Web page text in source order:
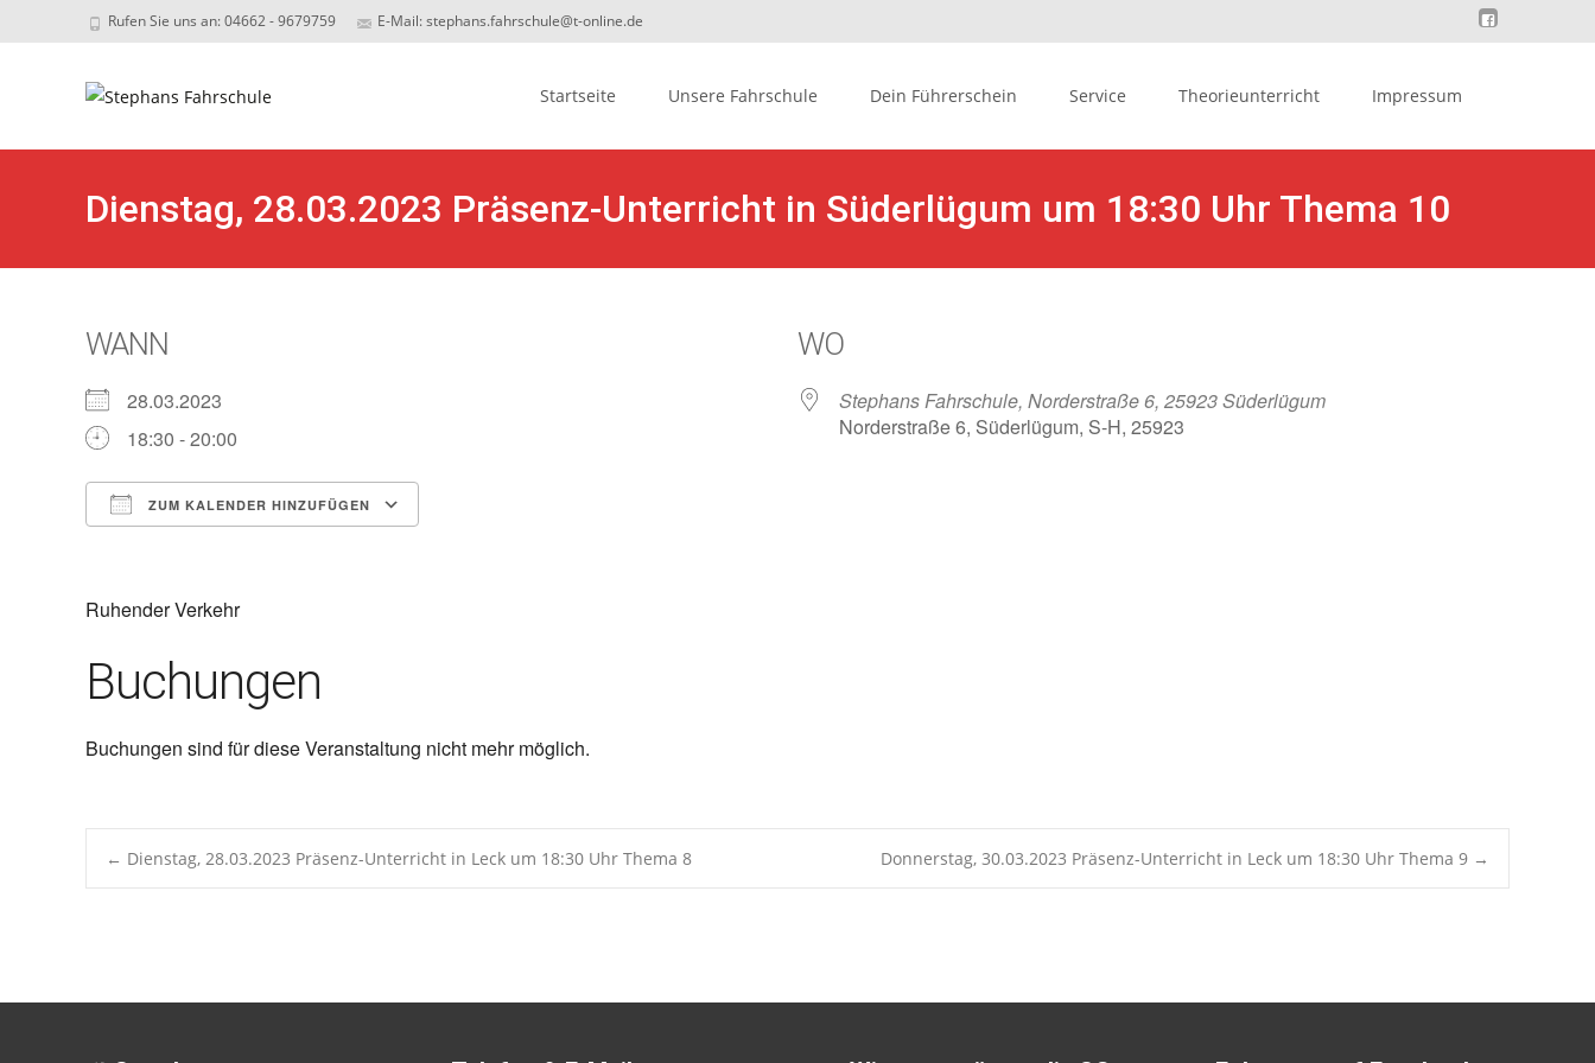
Rufen Sie uns an: 04662 - 9679759 E-Mail: stephans.fahrschule@t-online.de
Startseite Unsere Fahrschule Dein Führerschein Service Theorieunterricht Impressum
Dienstag, 28.03.2023 Präsenz-Unterricht in Süderlügum um 18:30 Uhr Thema 10
WANN
28.03.2023
18:30 - 20:00
ZUM KALENDER HINZUFÜGEN
WO
Stephans Fahrschule, Norderstraße 6, 25923 Süderlügum
Norderstraße 6, Süderlügum, S-H, 25923
Ruhender Verkehr
Buchungen
Buchungen sind für diese Veranstaltung nicht mehr möglich.
Post
← Dienstag, 28.03.2023 Präsenz-Unterricht in Leck um 18:30 Uhr Thema 8 Donnerstag, 30.03.2023 Präsenz-Unterricht in Leck um 18:30 Uhr Thema 9 →